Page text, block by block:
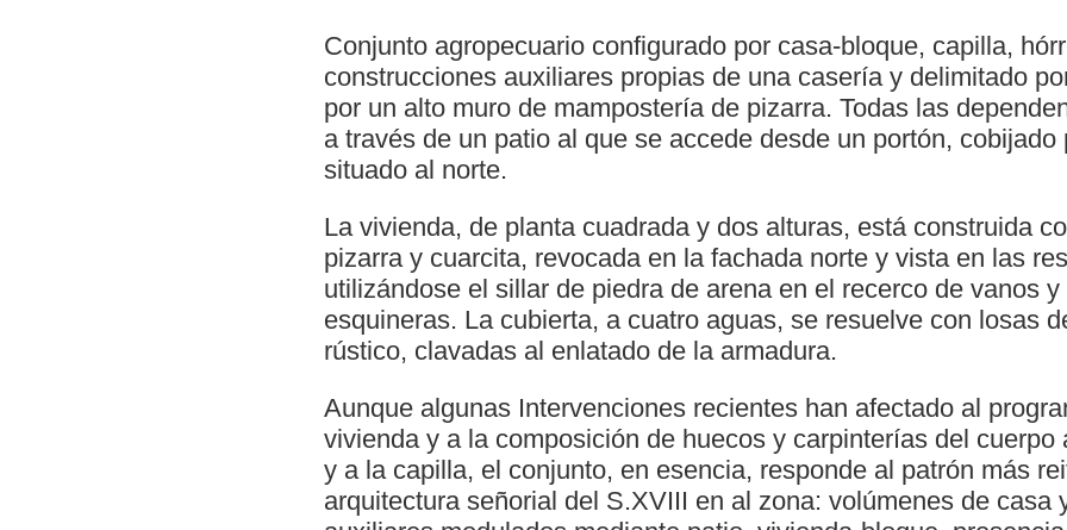
Conjunto agropecuario configurado por casa-bloque, capilla,
construcciones auxiliares propias de una casería y delimitado
por un alto muro de mampostería de pizarra. Todas las
a través de un patio al que se accede desde un portón, cobijado
situado al norte.
La vivienda, de planta cuadrada y dos alturas, está construida
pizarra y cuarcita, revocada en la fachada norte y vista en las
utilizándose el sillar de piedra de arena en el recerco de vanos
esquineras. La cubierta, a cuatro aguas, se resuelve con losas
rústico, clavadas al enlatado de la armadura.
Aunque algunas Intervenciones recientes han afectado al
vivienda y a la composición de huecos y carpinterías del cuerpo
y a la capilla, el conjunto, en esencia, responde al patrón más
arquitectura señorial del S.XVIII en al zona: volúmenes de casa